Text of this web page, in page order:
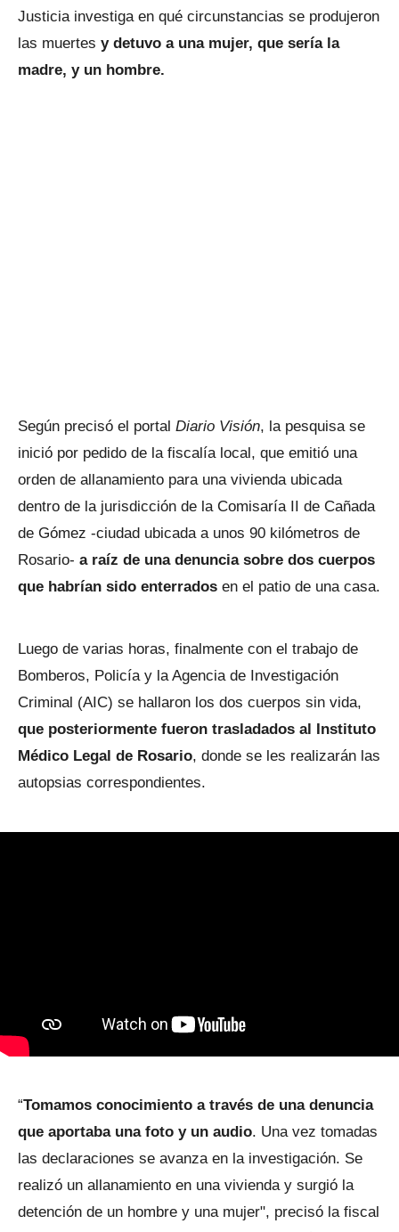
Justicia investiga en qué circunstancias se produjeron
las muertes y detuvo a una mujer, que sería la
madre, y un hombre.
Según precisó el portal Diario Visión, la pesquisa se
inició por pedido de la fiscalía local, que emitió una
orden de allanamiento para una vivienda ubicada
dentro de la jurisdicción de la Comisaría II de Cañada
de Gómez -ciudad ubicada a unos 90 kilómetros de
Rosario- a raíz de una denuncia sobre dos cuerpos
que habrían sido enterrados en el patio de una casa.
Luego de varias horas, finalmente con el trabajo de
Bomberos, Policía y la Agencia de Investigación
Criminal (AIC) se hallaron los dos cuerpos sin vida,
que posteriormente fueron trasladados al Instituto
Médico Legal de Rosario, donde se les realizarán las
autopsias correspondientes.
“Tomamos conocimiento a través de una denuncia
que aportaba una foto y un audio. Una vez tomadas
las declaraciones se avanza en la investigación. Se
realizó un allanamiento en una vivienda y surgió la
detención de un hombre y una mujer", precisó la fiscal